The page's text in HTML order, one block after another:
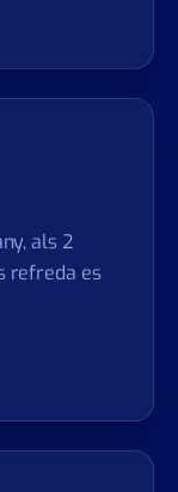
als 2
refreda es